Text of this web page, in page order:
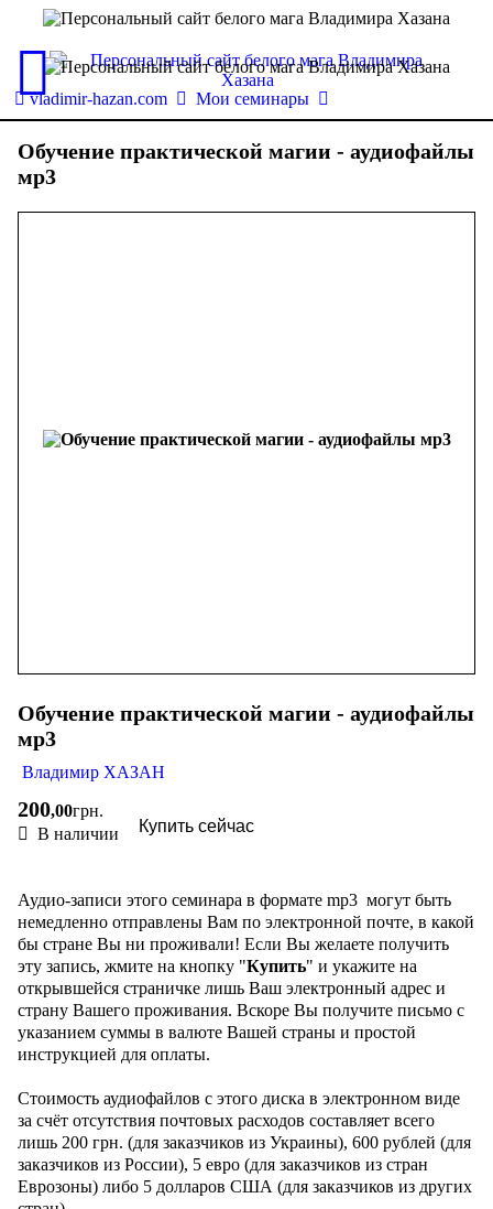
vladimir-hazan.com Мои семинары
Обучение практической магии - аудиофайлы
мр3
Обучение практической магии - аудиофайлы
мр3
Владимир ХАЗАН
200,00грн.
В наличии
Купить сейчас
Аудио-записи этого семинара в формате mp3 могут быть
немедленно отправлены Вам по электронной почте, в какой
бы стране Вы ни проживали! Если Вы желаете получить
эту запись, жмите на кнопку "Купить" и укажите на
открывшейся страничке лишь Ваш электронный адрес и
страну Вашего проживания. Вскоре Вы получите письмо с
указанием суммы в валюте Вашей страны и простой
инструкцией для оплаты.
Стоимость аудиофайлов с этого диска в электронном виде
за счёт отсутствия почтовых расходов составляет всего
лишь 200 грн. (для заказчиков из Украины), 600 рублей (для
заказчиков из России), 5 евро (для заказчиков из стран
Еврозоны) либо 5 долларов США (для заказчиков из других